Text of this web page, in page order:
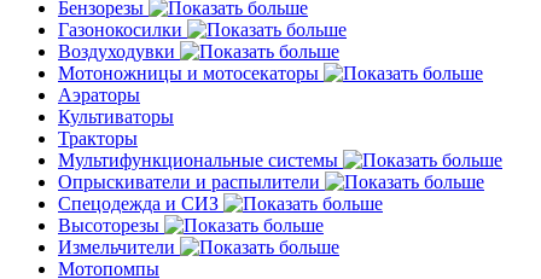
Бензорезы
Газонокосилки
Воздуходувки
Мотоножницы и мотосекаторы
Аэраторы
Культиваторы
Тракторы
Мультифункциональные системы
Опрыскиватели и распылители
Спецодежда и СИЗ
Высоторезы
Измельчители
Мотопомпы